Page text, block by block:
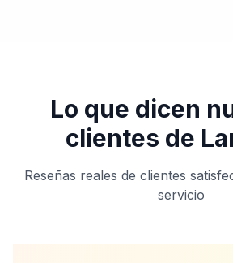
Lo que dicen
clientes de
Reseñas reales de clientes
servicio